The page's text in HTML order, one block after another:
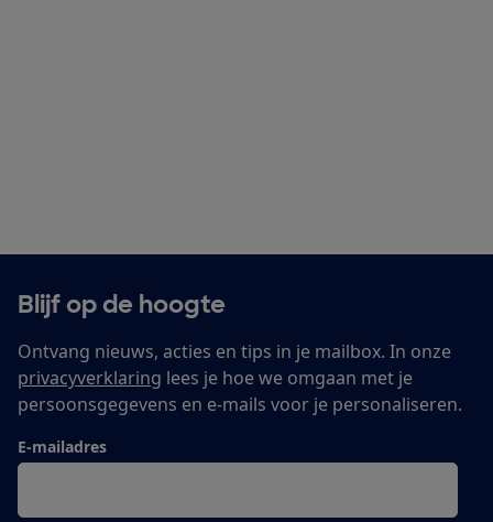
Blijf op de hoogte
Ontvang nieuws, acties en tips in je mailbox. In onze
privacyverklaring lees je hoe we omgaan met je
persoonsgegevens en e-mails voor je personaliseren.
E-mailadres